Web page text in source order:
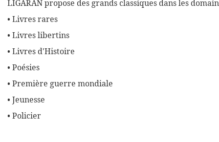
LIGARAN propose des grands classiques dans les
• Livres rares
• Livres libertins
• Livres d'Histoire
• Poésies
• Première guerre mondiale
• Jeunesse
• Policier